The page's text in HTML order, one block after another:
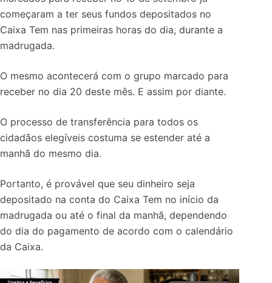
começaram a ter seus fundos depositados no
Caixa Tem nas primeiras horas do dia, durante a
madrugada.
O mesmo acontecerá com o grupo marcado para
receber no dia 20 deste mês. E assim por diante.
O processo de transferência para todos os
cidadãos elegíveis costuma se estender até a
manhã do mesmo dia.
Portanto, é provável que seu dinheiro seja
depositado na conta do Caixa Tem no início da
madrugada ou até o final da manhã, dependendo
do dia do pagamento de acordo com o calendário
da Caixa.